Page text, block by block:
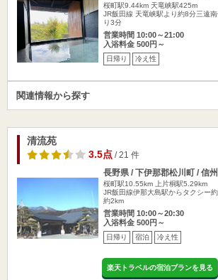
桜町駅9.44km 天竜峡駅425m
JR飯田線 天竜峡駅より約8分三遠
り3分
営業時間 10:00～21:00
入浴料金 500円～
日帰り 冷え性
関連情報から探す
清流苑
3.5点/ 21 件
長野県 / 下伊那郡松川町 / 信
桜町駅10.55km
上片桐駅5.29km
JR飯田線伊那大島駅からタクシー
約2km
営業時間 10:00～20:30
入浴料金 500円～
日帰り 宿泊 冷え性
楽天トラベルの宿泊プランを見る